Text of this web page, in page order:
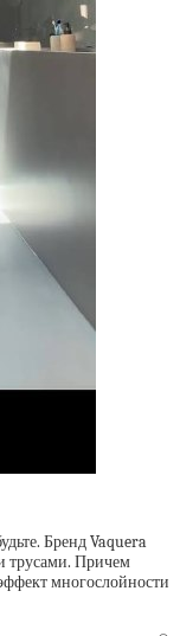
Бренд Vaquera
трусами. Причем
многослойности